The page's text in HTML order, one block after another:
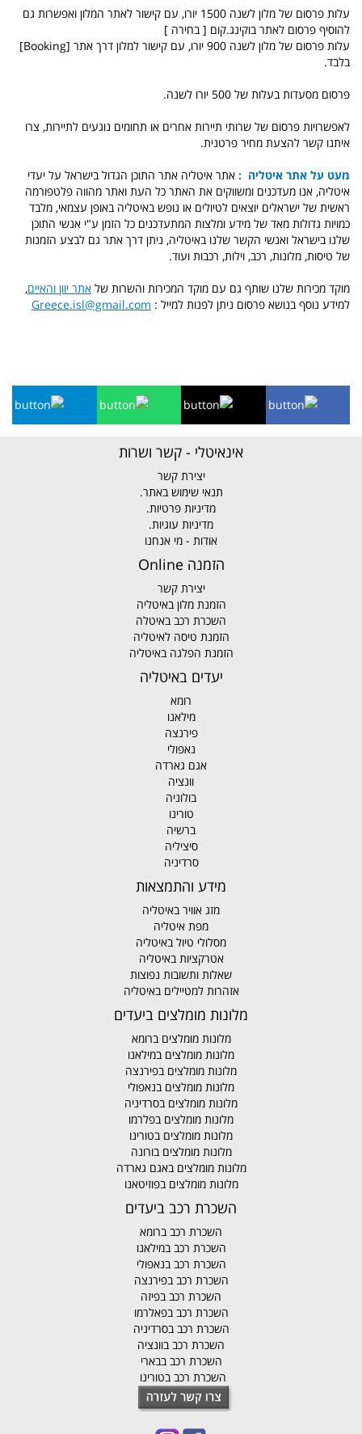
עלות פרסום של מלון לשנה 1500 יורו, עם קישור לאתר המלון ואפשרות גם
להוסיף פרסום לאתר בוקינג.קום [ בחירה ]
עלות פרסום של מלון לשנה 900 יורו, עם קישור למלון דרך אתר [Booking]
בלבד.
פרסום מסעדות בעלות של 500 יורו לשנה.
לאפשרויות פרסום של שרותי תיירות אחרים או תחומים נוגעים לתיירות, צרו
איתנו קשר להצעת מחיר פרטנית.
מעט על אתר איטליה : אתר איטליה אתר התוכן הגדול בישראל על יעדי
איטליה, אנו מעדכנים ומשווקים את האתר כל העת ואתר מהווה פלטפורמה
ראשית של ישראלים יוצאים לטיולים או נופש באיטליה באופן עצמאי, מלבד
כמויות גדולות מאד של מידע ומלצות המתעדכנים כל הזמן ע"י אנשי התוכן
שלנו בישראל ואנשי הקשר שלנו באיטליה, ניתן דרך אתר גם לבצע הזמנות
של טיסות, מלונות, רכב, וילות, רכבות ועוד.
מוקד מכירות שלנו שותף גם עם מוקד המכירות והשרות של אתר יוון והאיים,
למידע נוסף בנושא פרסום ניתן לפנות למייל : Greece.isl@gmail.com
אינאיטלי - קשר ושרות
יצירת קשר
תנאי שימוש באתר.
מדיניות פרטיות.
מדיניות עוגיות.
אודות - מי אנחנו
הזמנה Online
יצירת קשר
הזמנת מלון באיטליה
השכרת רכב באיטלה
הזמנת טיסה לאיטליה
הזמנת הפלגה באיטליה
יעדים באיטליה
רומא
מילאנו
פירנצה
נאפולי
אגם גארדה
וונציה
בולוניה
טורינו
ברשיה
סיציליה
סרדיניה
מידע והתמצאות
מזג אוויר באיטליה
מפת איטליה
מסלולי טיול באיטליה
אטרקציות באיטליה
שאלות ותשובות נפוצות
אזהרות למטיילים באיטליה
מלונות מומלצים ביעדים
מלונות מומלצים ברומא
מלונות מומלצים במילאנו
מלונות מומלצים בפירנצה
מלונות מומלצים בנאפולי
מלונות מומלצים בסרדיניה
מלונות מומלצים בפלרמו
מלונות מומלצים בטורינו
מלונות מומלצים בורונה
מלונות מומלצים באגם גארדה
מלונות מומלצים בפוזיטאנו
השכרת רכב ביעדים
השכרת רכב ברומא
השכרת רכב במילאנו
השכרת רכב בנאפולי
השכרת רכב בפירנצה
השכרת רכב בפיזה
השכרת רכב בפאלרמו
השכרת רכב בסרדיניה
השכרת רכב בוונציה
השכרת רכב בבארי
השכרת רכב בטורינו